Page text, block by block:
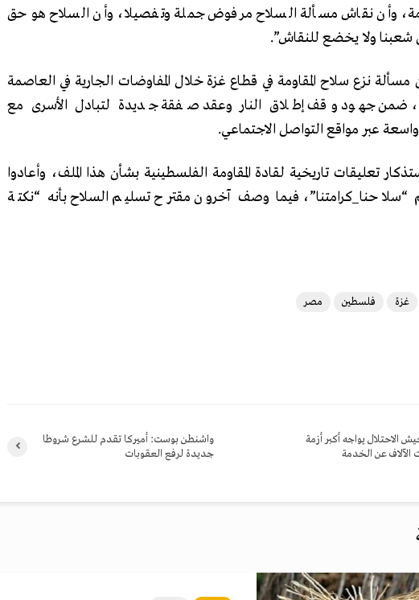
وأن نقاش مسألة السلاح مرفوض جملة وتفصيلا، وأن السلاح هو حق
ولا يخضع للنقاش”.
مسألة نزع سلاح المقاومة في قطاع غزة خلال المفاوضات الجارية في العاصمة
ضمن جهود وقف إطلاق النار وعقد صفقة جديدة لتبادل الأسرى مع
واسعة عبر مواقع التواصل الاجتماعي.
تعليقات تاريخية لقادة المقاومة الفلسطينية بشأن هذا الملف، وأعادوا
فيما وصف آخرون مقترح تسليم السلاح بأنه “نكتة
غزة فلسطين مصر
واشنطن بوست: أميركا تقدم للشرع شروطا
جديدة لرفع العقوبات
الاحتلال يواجه أكبر أزمة
عن الخدمة